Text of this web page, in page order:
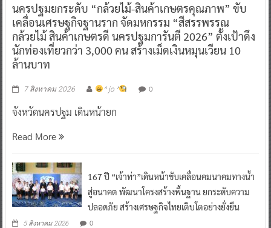
นครปฐมยกระดับ “กล้วยไม้-สินค้าเกษตรคุณภาพ” ขับ
เคลื่อนเศรษฐกิจฐานราก จัดมหกรรม “สีสรรพรรณ
กล้วยไม้ สินค้าเกษตรดี นครปฐมการันตี 2026” ตั้งเป้าดึง
นักท่องเที่ยวกว่า 3,000 คน สร้างเม็ดเงินหมุนเวียน 10
ล้านบาท
7 สิงหาคม 2026 ^ jo ^ 0
จังหวัดนครปฐม เดินหน้ายก
Read More
167 ปี “เจ้าท่า”เดินหน้าขับเคลื่อนคมนาคมทางน้ำ
สู่อนาคต พัฒนาโครงสร้างพื้นฐาน ยกระดับความ
ปลอดภัย สร้างเศรษฐกิจไทยเติบโตอย่างยั่งยืน
5 สิงหาคม 2026 0